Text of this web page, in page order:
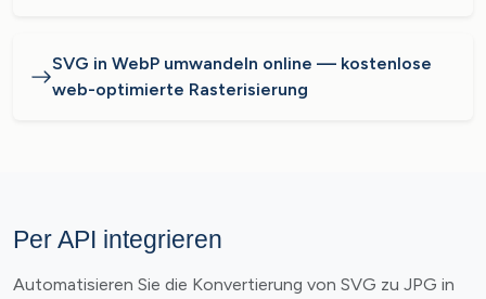
SVG in WebP umwandeln online — kostenlose
web-optimierte Rasterisierung
Per API integrieren
Automatisieren Sie die Konvertierung von SVG zu JPG in